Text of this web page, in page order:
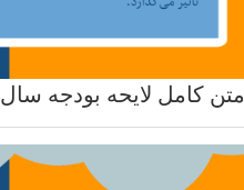
متن کامل لایحه بودجه سال ۱۴۰۲ کل کشور